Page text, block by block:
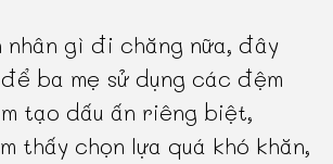
nhân gì đi chăng nữa, đây
ba mẹ sử dụng các đệm
tạo dấu ấn riêng biệt,
thấy chọn lựa quá khó khăn,